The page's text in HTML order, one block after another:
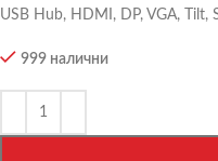
USB Hub, HDMI, DP, VGA, Tilt,
999 налични